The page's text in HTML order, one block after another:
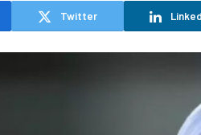
Twitter